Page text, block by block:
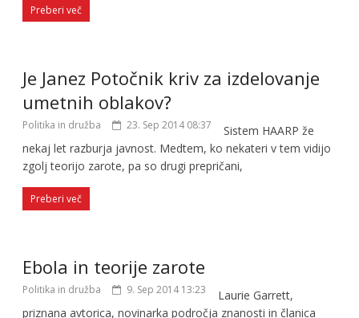
Preberi več
Je Janez Potočnik kriv za izdelovanje
umetnih oblakov?
Politika in družba 23. Sep 2014 08:37
Sistem HAARP že
nekaj let razburja javnost. Medtem, ko nekateri v tem vidijo
zgolj teorijo zarote, pa so drugi prepričani,
Preberi več
Ebola in teorije zarote
Politika in družba 9. Sep 2014 13:23
Laurie Garrett,
priznana avtorica, novinarka področja znanosti in članica